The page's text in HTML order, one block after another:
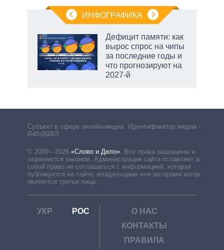
ИНФОГРАФИКА
Дефицит памяти: как
вырос спрос на чипы
за последние годы и
что прогнозируют на
2027-й
Субъект в сфере онлайн-медиа. Идентификатор медиа –
R40-05063
© 2009—2026 «Слово и Дело» Все права защищены и
охраняются законом. Администрация сайта оставляет за
собой право не соглашаться с информацией, которая
публикуется на сайте, владельцами или авторами которой
являются третьи лица.
УКР РОС
О НАС
КОНТАКТЫ
ПРАВИЛА